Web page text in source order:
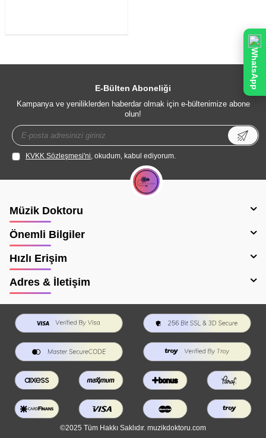
E-Bülten Aboneliği
Kampanya ve yeniliklerden haberdar olmak için e-bültenimize abone
olun!
KVKK Sözleşmesi'ni, okudum, kabul ediyorum.
Müzik Doktoru
Önemli Bilgiler
Hızlı Erişim
Adres & İletişim
©2025 Tüm Hakkı Saklıdır. muzikdoktoru.com
WhatsApp